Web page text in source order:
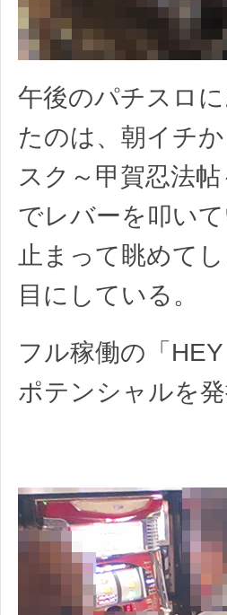
午後のパチスロ
たのは、朝イチ
スク～甲賀忍法
でレバーを叩い
止まって眺めて
目にしている。
フル稼働の「
ポテンシャルを